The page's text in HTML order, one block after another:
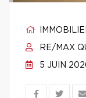
RE/MAX
5 JUIN